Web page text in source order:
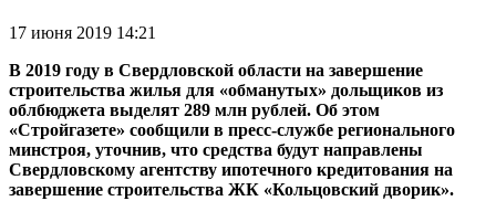
17 июня 2019 14:21
В 2019 году в Свердловской области на завершение
строительства жилья для «обманутых» дольщиков из
облбюджета выделят 289 млн рублей. Об этом
«Стройгазете» сообщили в пресс-службе регионального
минстроя, уточнив, что средства будут направлены
Свердловскому агентству ипотечного кредитования на
завершение строительства ЖК «Кольцовский дворик».